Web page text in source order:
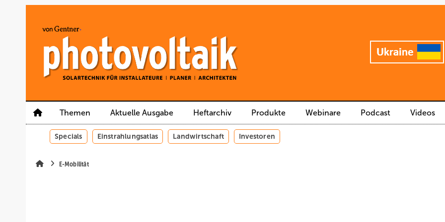
Themen Aktuelle Ausgabe Heftarchiv Produkte Webinare Podcast Videos
Specials Einstrahlungsatlas Landwirtschaft Investoren
E-Mobilität